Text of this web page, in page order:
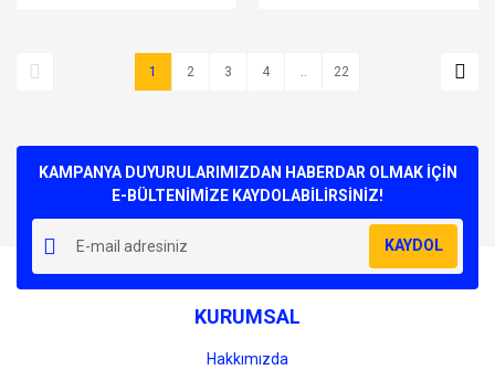
1 2 3 4 .. 22
KAMPANYA DUYURULARIMIZDAN HABERDAR OLMAK İÇİN
E-BÜLTENİMİZE KAYDOLABİLİRSİNİZ!
KAYDOL
KURUMSAL
Hakkımızda